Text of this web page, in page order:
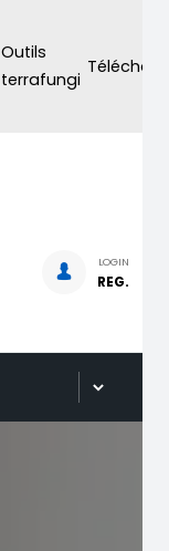
Outils
terrafungi
LOGIN
REG.